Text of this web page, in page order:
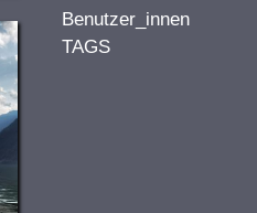
Benutzer_innen
TAGS